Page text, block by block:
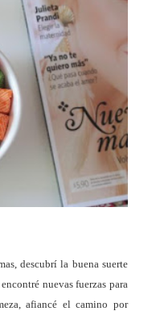
descubrí la buena suerte
nuevas fuerzas para
afiancé el camino por